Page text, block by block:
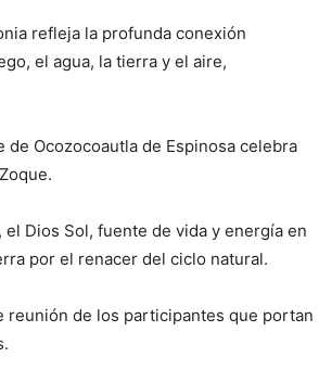
refleja la profunda conexión
el agua, la tierra y el aire,
de Ocozocoautla de Espinosa celebra
Dios Sol, fuente de vida y energía en
por el renacer del ciclo natural.
reunión de los participantes que portan